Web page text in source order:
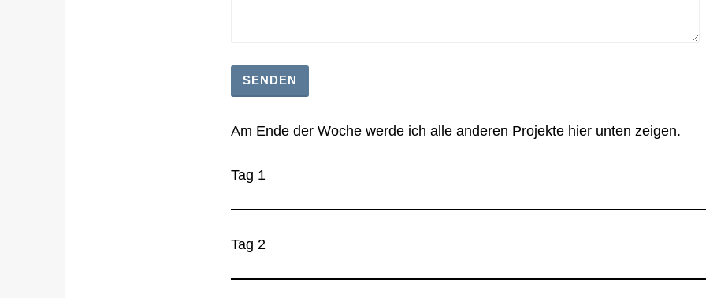
Am Ende der Woche werde ich alle anderen Projekte hier unten zeigen.
Tag 1
Tag 2